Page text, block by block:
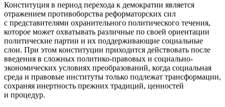
Конституция в период перехода к демократии является
отражением противоборства реформаторских сил
с представителями охранительного политического течения,
которое может охватывать различные по своей ориентации
политические партии и их поддерживающие социальные
слои. При этом конституции приходится действовать после
введения в сложных политико-правовых и социально-
экономических условиях преобразований, когда социальная
среда и правовые институты только подлежат трансформации,
сохраняя инертность прежних традиций, ценностей
и процедур.